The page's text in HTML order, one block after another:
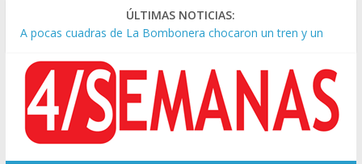
ÚLTIMAS NOTICIAS:
A pocas cuadras de La Bombonera chocaron un tren y un
Día de San Cayetano: masiva marcha a Plaza de Mayo de
sindicatos y organizaciones sociales
Pesar por la muerte de Leandro Rud, histórico representante
y conductor de TV
Tras la aprobación de la ley de propiedad privada, Bullrich